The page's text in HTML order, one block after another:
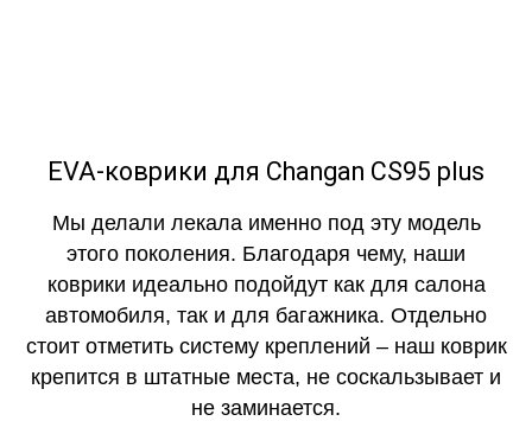
EVA-коврики для Changan CS95 plus
Мы делали лекала именно под эту модель
этого поколения. Благодаря чему, наши
коврики идеально подойдут как для салона
автомобиля, так и для багажника. Отдельно
стоит отметить систему креплений – наш коврик
крепится в штатные места, не соскальзывает и
не заминается.